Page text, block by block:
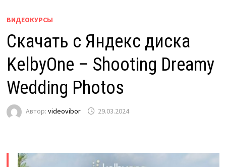
ВИДЕОКУРСЫ
Скачать с Яндекс диска
KelbyOne – Shooting Dreamy
Wedding Photos
Автор: videovibor 29.03.2024